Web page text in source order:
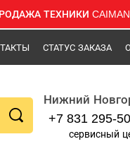
ТЕХНИКИ
СТАТУС ЗАКАЗА
Нижний
+7 831 295-
сервисный